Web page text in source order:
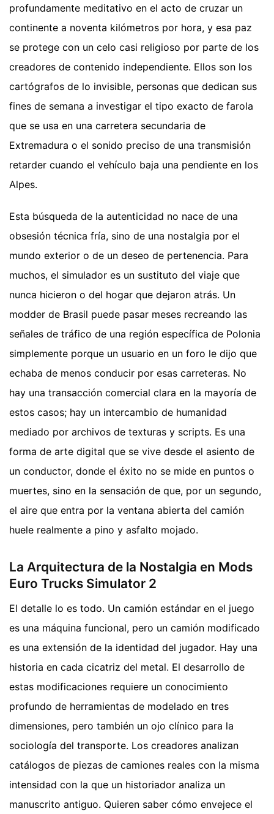
profundamente meditativo en el acto de cruzar un
continente a noventa kilómetros por hora, y esa paz
se protege con un celo casi religioso por parte de los
creadores de contenido independiente. Ellos son los
cartógrafos de lo invisible, personas que dedican sus
fines de semana a investigar el tipo exacto de farola
que se usa en una carretera secundaria de
Extremadura o el sonido preciso de una transmisión
retarder cuando el vehículo baja una pendiente en los
Alpes.
Esta búsqueda de la autenticidad no nace de una
obsesión técnica fría, sino de una nostalgia por el
mundo exterior o de un deseo de pertenencia. Para
muchos, el simulador es un sustituto del viaje que
nunca hicieron o del hogar que dejaron atrás. Un
modder de Brasil puede pasar meses recreando las
señales de tráfico de una región específica de Polonia
simplemente porque un usuario en un foro le dijo que
echaba de menos conducir por esas carreteras. No
hay una transacción comercial clara en la mayoría de
estos casos; hay un intercambio de humanidad
mediado por archivos de texturas y scripts. Es una
forma de arte digital que se vive desde el asiento de
un conductor, donde el éxito no se mide en puntos o
muertes, sino en la sensación de que, por un segundo,
el aire que entra por la ventana abierta del camión
huele realmente a pino y asfalto mojado.
La Arquitectura de la Nostalgia en Mods
Euro Trucks Simulator 2
El detalle lo es todo. Un camión estándar en el juego
es una máquina funcional, pero un camión modificado
es una extensión de la identidad del jugador. Hay una
historia en cada cicatriz del metal. El desarrollo de
estas modificaciones requiere un conocimiento
profundo de herramientas de modelado en tres
dimensiones, pero también un ojo clínico para la
sociología del transporte. Los creadores analizan
catálogos de piezas de camiones reales con la misma
intensidad con la que un historiador analiza un
manuscrito antiguo. Quieren saber cómo envejece el